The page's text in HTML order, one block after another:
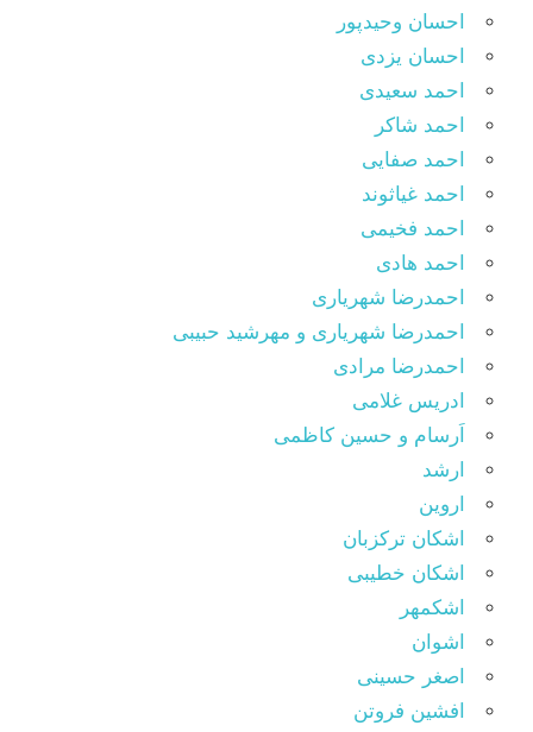
احسان وحیدپور
احسان یزدی
احمد سعیدی
احمد شاکر
احمد صفایی
احمد غیاثوند
احمد فخیمی
احمد هادی
احمدرضا شهریاری
احمدرضا شهریاری و مهرشید حبیبی
احمدرضا مرادی
ادریس غلامی
اَرسام و حسین کاظمی
ارشد
اروین
اشکان ترکزبان
اشکان خطیبی
اشکمهر
اشوان
اصغر حسینی
افشین فروتن